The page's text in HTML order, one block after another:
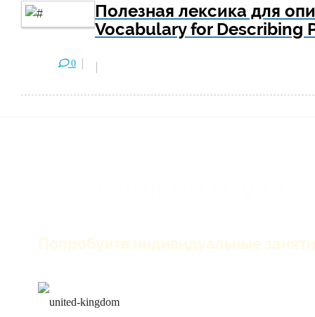
Полезная лексика для
Vocabulary for Describing
0
Попробуйте индивидуальные